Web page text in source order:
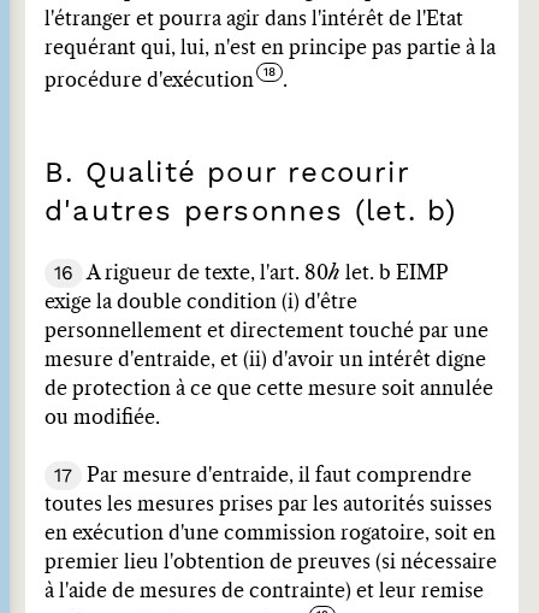
l'étranger et pourra agir dans l'intérêt de l'Etat
requérant qui, lui, n'est en principe pas partie à la
procédure d'exécution
.
B. Qualité pour recourir
d'autres personnes (let. b)
16 A rigueur de texte, l'art. 80h let. b EIMP
exige la double condition (i) d'être
personnellement et directement touché par une
mesure d'entraide, et (ii) d'avoir un intérêt digne
de protection à ce que cette mesure soit annulée
ou modifiée.
17
Par mesure d'entraide, il faut comprendre
toutes les mesures prises par les autorités suisses
en exécution d'une commission rogatoire, soit en
premier lieu l'obtention de preuves (si nécessaire
à l'aide de mesures de contrainte) et leur remise